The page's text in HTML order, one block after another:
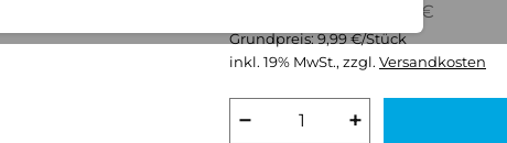
UVP: 12,42 €
Grundpreis: 9,99 €/Stück
inkl. 19% MwSt., zzgl. Versandkosten
− +